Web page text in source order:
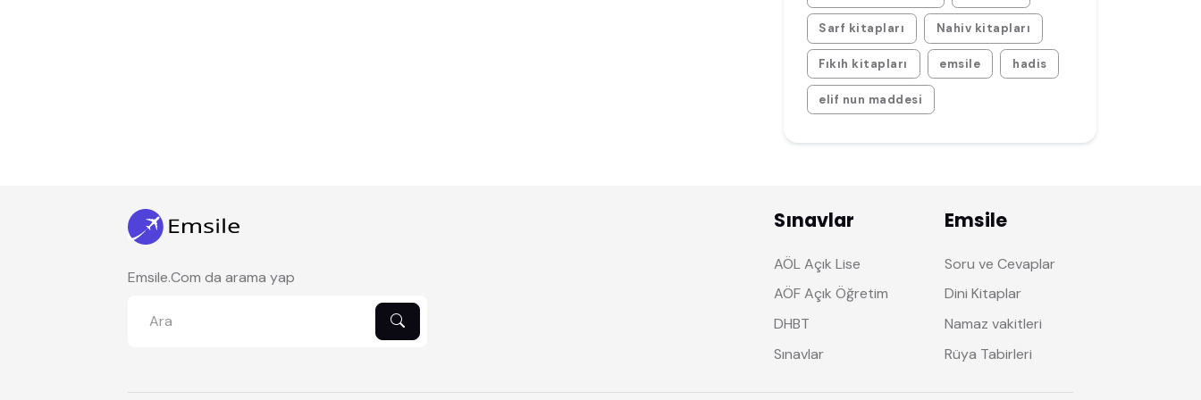
Sarf kitapları Nahiv kitapları
Fıkıh kitapları emsile hadis
elif nun maddesi
Emsile.Com da arama yap
Sınavlar
AÖL Açık Lise
AÖF Açık Öğretim
DHBT
Sınavlar
Emsile
Soru ve Cevaplar
Dini Kitaplar
Namaz vakitleri
Rüya Tabirleri